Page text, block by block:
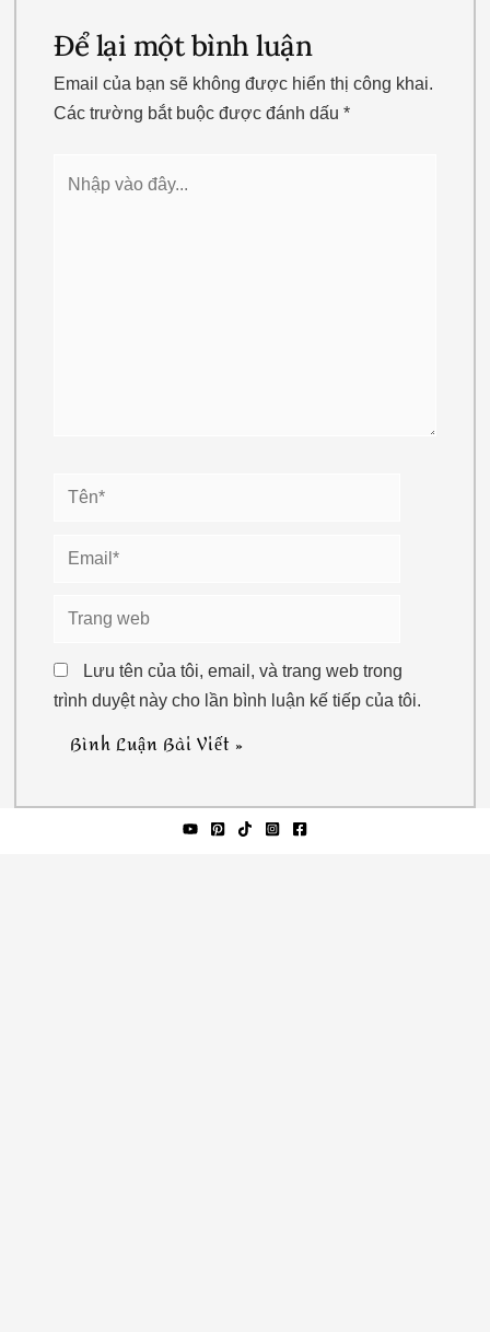
Để lại một bình luận
Email của bạn sẽ không được hiển thị công khai.
Các trường bắt buộc được đánh dấu*
Tên*
Email*
Trang
Lưu tên của tôi, email, và trang web trong
trình duyệt này cho lần bình luận kế tiếp của tôi.